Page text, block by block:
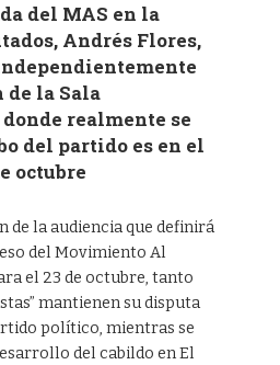
del MAS en la
Andrés Flores,
de la Sala
realmente se
del partido es en el
octubre
de la audiencia que definirá
del Movimiento Al
el 23 de octubre, tanto
mantienen su disputa
político, mientras se
del cabildo en El